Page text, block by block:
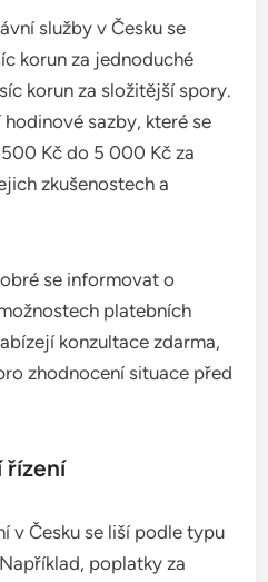
služby v Česku se
korun za jednoduché
korun za složitější spory.
sazby, které se
Kč do 5 000 Kč za
zkušenostech a
se informovat o
platebních
konzultace zdarma,
zhodnocení situace před
řízení
v Česku se liší podle typu
poplatky za